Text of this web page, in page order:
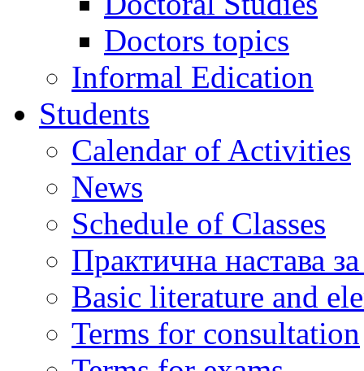
Doctors topics
Informal Edication
Students
Calendar of Activities
News
Schedule of Classes
Практична настава
Basic literature and
Terms for consultation